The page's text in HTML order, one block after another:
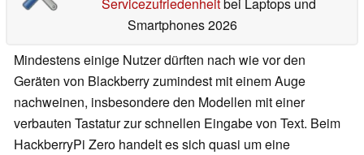
Smartphones 2026
Mindestens einige Nutzer dürften nach wie vor den
Geräten von Blackberry zumindest mit einem Auge
nachweinen, insbesondere den Modellen mit einer
verbauten Tastatur zur schnellen Eingabe von Text. Beim
HackberryPi Zero handelt es sich quasi um eine